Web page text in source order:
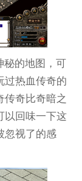
秘的地图，可
过热血传奇的
传奇比奇暗之
以回味一下这
忽视了的感